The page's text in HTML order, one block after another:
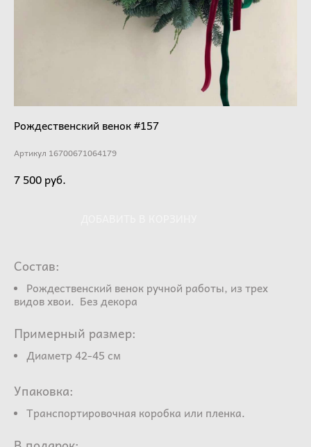
Рождественский венок #157
Артикул 16700671064179
7 500 pуб.
Состав:
Рождественский венок ручной работы, из трех
видов хвои. Без декора
Примерный размер:
Диаметр 42-45 см
Упаковка:
Транспортировочная коробка или пленка.